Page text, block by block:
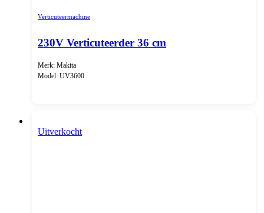
Verticuteermachine
230V Verticuteerder 36 cm
Merk: Makita
Model: UV3600
Uitverkocht